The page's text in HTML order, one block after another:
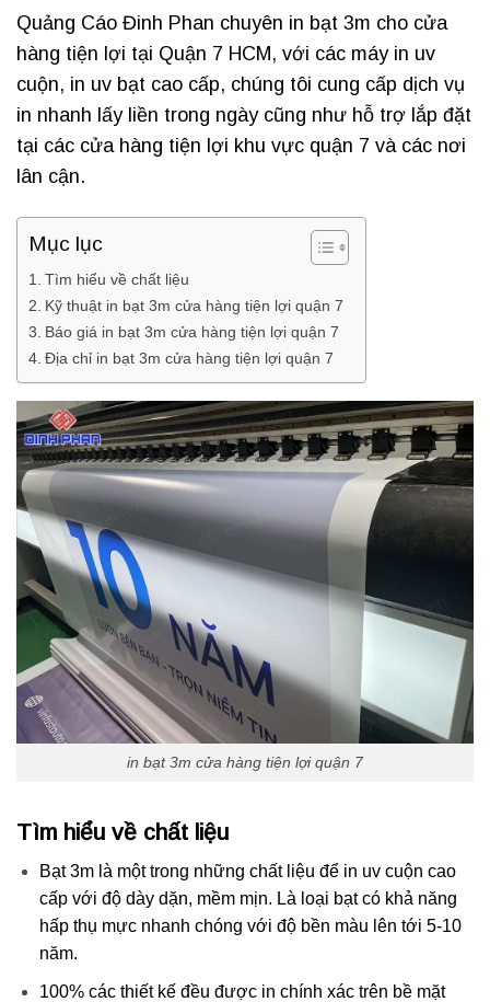
Quảng Cáo Đinh Phan chuyên in bạt 3m cho cửa
hàng tiện lợi tại Quận 7 HCM, với các máy in uv
cuộn, in uv bạt cao cấp, chúng tôi cung cấp dịch vụ
in nhanh lấy liền trong ngày cũng như hỗ trợ lắp đặt
tại các cửa hàng tiện lợi khu vực quận 7 và các nơi
lân cận.
Mục lục
Tìm hiểu về chất liệu
Kỹ thuật in bạt 3m cửa hàng tiện lợi quận 7
Báo giá in bạt 3m cửa hàng tiện lợi quận 7
Địa chỉ in bạt 3m cửa hàng tiện lợi quận 7
in bạt 3m cửa hàng tiện lợi quận 7
Tìm hiểu về chất liệu
Bạt 3m là một trong những chất liệu để in uv cuộn cao
cấp với độ dày dặn, mềm mịn. Là loại bạt có khả năng
hấp thụ mực nhanh chóng với độ bền màu lên tới 5-10
năm.
100% các thiết kế đều được in chính xác trên bề mặt